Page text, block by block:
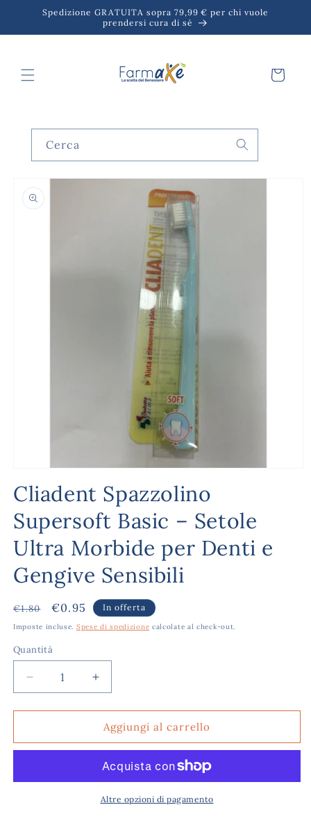
direttamente
Spedizione GRATUITA sopra 79,99 € per chi vuole
prendersi cura di sé
Carrello
Cerca
Passa alle
sul prodotto
contenuti
multimediali
1
in
finestra
modale
Cliadent Spazzolino
Supersoft Basic – Setole
Ultra Morbide per Denti e
Gengive Sensibili
Prezzo
di
€1.80
Prezzo
scontato
€0.95 In offerta
Imposte incluse. Spese di spedizione calcolate al check-out.
Quantità
Diminuisci
quantità
per
Spazzolino
–
Aumenta
quantità
per
Cliadent
Spazzolino
Basic
–
Setole
Aggiungi al carrello
Altre opzioni di pagamento